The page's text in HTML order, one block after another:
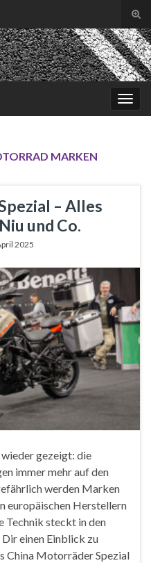
MARKEN
– Alles
und Co.
2025
wieder gezeigt: die
immer mehr auf den
werden Marken
europäischen Herstellern
Technik steckt in den
einen Einblick zu
China Motorräder Spezial